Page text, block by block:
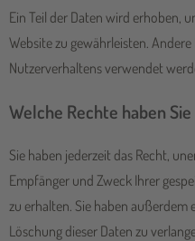
Ein Teil der Daten wird erhoben,
Website zu gewährleisten.
Nutzerverhaltens verwendet
Welche Rechte haben
Sie haben jederzeit das Recht,
Empfänger und Zweck Ihrer
zu erhalten. Sie haben außerdem
Löschung dieser Daten zu